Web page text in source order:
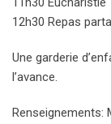
12h30 Repas
Une garderie
l’avance.
Renseignements: